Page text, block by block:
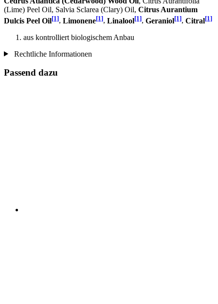
(Lime) Peel Oil, Salvia Sclarea (Clary) Oil, Citrus Aurantium
Dulcis Peel Oil[1], Limonene[1], Linalool[1], Geraniol[1], Citral[1]
aus kontrolliert biologischem Anbau
Rechtliche Informationen
Passend dazu